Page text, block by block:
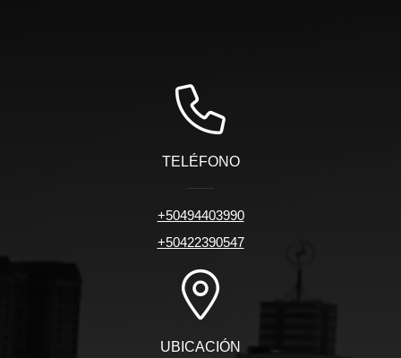
TELÉFONO
+50494403990
+50422390547
UBICACIÓN